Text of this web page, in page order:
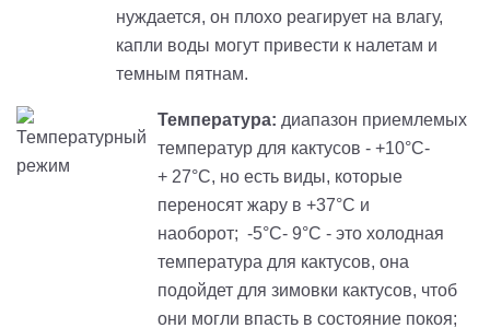
нуждается, он плохо реагирует на влагу,
капли воды могут привести к налетам и
темным пятнам.
Температура: диапазон приемлемых
температур для кактусов - +10°C-
+ 27°C, но есть виды, которые
переносят жару в +37°C и
наоборот; -5°C- 9°C - это холодная
температура для кактусов, она
подойдет для зимовки кактусов, чтоб
они могли впасть в состояние покоя;